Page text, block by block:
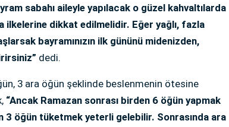
sabahı aileyle yapılacak o güzel kahvaltılarda
ilkelerine dikkat edilmelidir. Eğer yağlı, fazla
bayramınızın ilk gününü midenizden,
dedi.
3 ara öğün şeklinde beslenmenin ötesine
“Ancak Ramazan sonrası birden 6 öğün yapmak
3 öğün tüketmek yeterli gelebilir. Sonrasında ara